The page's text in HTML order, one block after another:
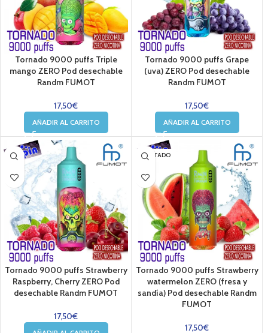
Tornado 9000 puffs Triple
mango ZERO Pod desechable
Randm FUMOT
17,50€
AÑADIR AL CARRITO
Tornado 9000 puffs Grape
(uva) ZERO Pod desechable
Randm FUMOT
17,50€
AÑADIR AL CARRITO
Tornado 9000 puffs Strawberry
Raspberry, Cherry ZERO Pod
desechable Randm FUMOT
17,50€
AGOTADO
Tornado 9000 puffs Strawberry
watermelon ZERO (fresa y
sandía) Pod desechable Randm
FUMOT
17,50€